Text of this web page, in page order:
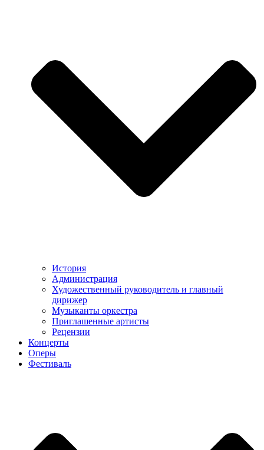
История
Администрация
Художественный руководитель и главный
дирижер
Музыканты оркестра
Приглашенные артисты
Рецензии
Концерты
Оперы
Фестиваль